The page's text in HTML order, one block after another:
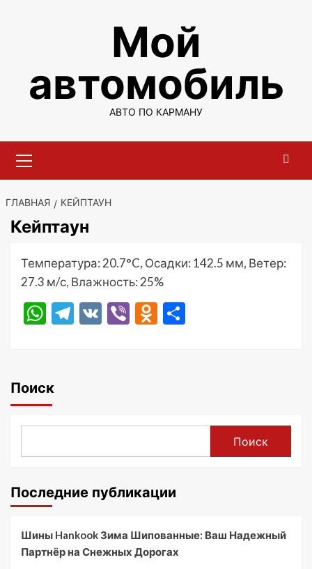
Мой
автомобиль
АВТО ПО КАРМАНУ
меню
ГЛАВНАЯ КЕЙПТАУН
Кейптаун
Температура: 20.7°C, Осадки: 142.5 мм, Ветер:
27.3 м/с, Влажность: 25%
WhatsApp
Telegram
VK ViberOdnoklassniki
Поиск
Поиск
Последние публикации
Шины Hankook Зима Шипованные: Ваш Надежный
Партнёр на Снежных Дорогах